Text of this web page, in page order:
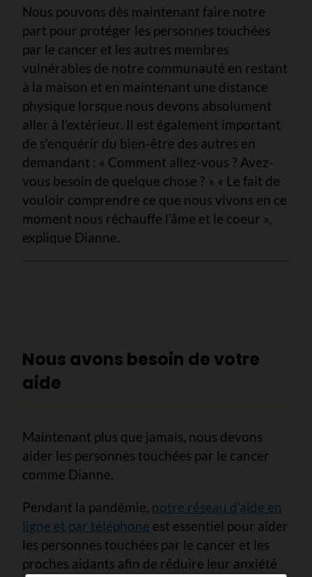
Nous pouvons dès maintenant faire notre
part pour protéger les personnes touchées
par le cancer et les autres membres
vulnérables de notre communauté en restant
à la maison et en maintenant une distance
physique lorsque nous devons absolument
aller à l’extérieur. Il est également important
de s’enquérir du bien-être des autres en
demandant : « Comment allez-vous ? Avez-
vous besoin de quelque chose ? » « Le fait de
vouloir comprendre ce que nous vivons en ce
moment nous réchauffe l’âme et le coeur »,
explique Dianne.
Nous avons besoin de votre
aide
Maintenant plus que jamais, nous devons
aider les personnes touchées par le cancer
comme Dianne.
Pendant la pandémie, notre réseau d’aide en
ligne et par téléphone est essentiel pour aider
les personnes touchées par le cancer et les
proches aidants afin de réduire leur anxiété